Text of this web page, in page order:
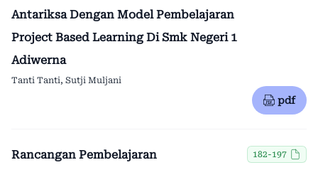
Antariksa Dengan Model Pembelajaran
Project Based Learning Di Smk Negeri 1
Adiwerna
Tanti Tanti, Sutji Muljani
pdf
Rancangan Pembelajaran
182-197